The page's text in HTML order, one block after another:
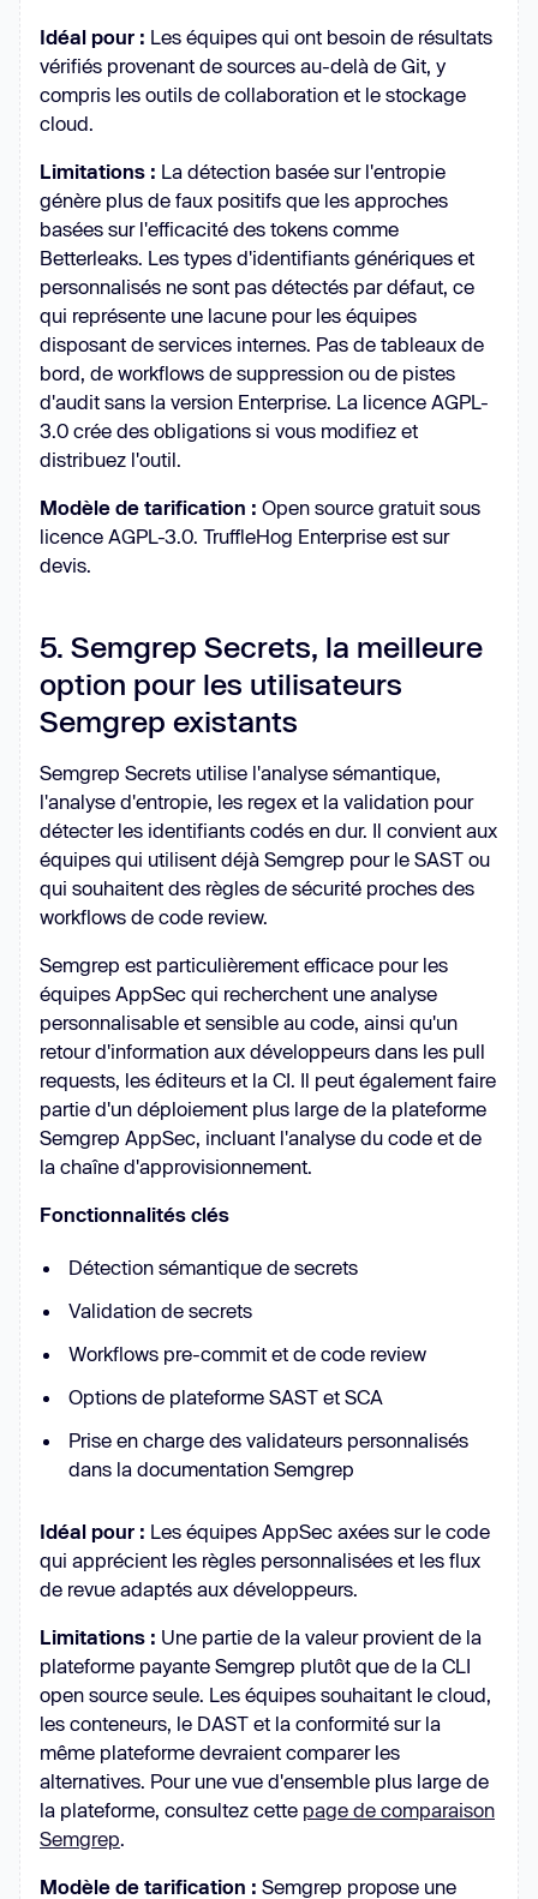
Idéal pour : Les équipes qui ont besoin de résultats
vérifiés provenant de sources au-delà de Git, y
compris les outils de collaboration et le stockage
cloud.
Limitations : La détection basée sur l'entropie
génère plus de faux positifs que les approches
basées sur l'efficacité des tokens comme
Betterleaks. Les types d'identifiants génériques et
personnalisés ne sont pas détectés par défaut, ce
qui représente une lacune pour les équipes
disposant de services internes. Pas de tableaux de
bord, de workflows de suppression ou de pistes
d'audit sans la version Enterprise. La licence AGPL-
3.0 crée des obligations si vous modifiez et
distribuez l'outil.
Modèle de tarification : Open source gratuit sous
licence AGPL-3.0. TruffleHog Enterprise est sur
devis.
5. Semgrep Secrets, la meilleure
option pour les utilisateurs
Semgrep existants
Semgrep Secrets utilise l'analyse sémantique,
l'analyse d'entropie, les regex et la validation pour
détecter les identifiants codés en dur. Il convient aux
équipes qui utilisent déjà Semgrep pour le SAST ou
qui souhaitent des règles de sécurité proches des
workflows de code review.
Semgrep est particulièrement efficace pour les
équipes AppSec qui recherchent une analyse
personnalisable et sensible au code, ainsi qu'un
retour d'information aux développeurs dans les pull
requests, les éditeurs et la CI. Il peut également faire
partie d'un déploiement plus large de la plateforme
Semgrep AppSec, incluant l'analyse du code et de
la chaîne d'approvisionnement.
Fonctionnalités clés
Détection sémantique de secrets
Validation de secrets
Workflows pre-commit et de code review
Options de plateforme SAST et SCA
Prise en charge des validateurs personnalisés
dans la documentation Semgrep
Idéal pour : Les équipes AppSec axées sur le code
qui apprécient les règles personnalisées et les flux
de revue adaptés aux développeurs.
Limitations : Une partie de la valeur provient de la
plateforme payante Semgrep plutôt que de la CLI
open source seule. Les équipes souhaitant le cloud,
les conteneurs, le DAST et la conformité sur la
même plateforme devraient comparer les
alternatives. Pour une vue d'ensemble plus large de
la plateforme, consultez cette page de comparaison
Semgrep
Modèle de tarification : Semgrep propose une